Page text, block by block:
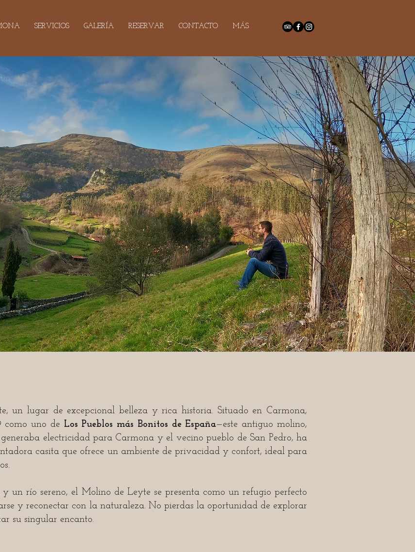
SERVICIOS GALERÍA RESERVAR CONTACTO MÁS
Reserva ahora
un lugar de excepcional belleza y rica historia. Situado en Carmona,
como uno de Los Pueblos más Bonitos de España—este antiguo molino,
electricidad para Carmona y el vecino pueblo de San Pedro, ha
casita que ofrece un ambiente de privacidad y confort, ideal para
un río sereno, el Molino de Leyte se presenta como un refugio perfecto
y reconectar con la naturaleza. No pierdas la oportunidad de explorar
su singular encanto.